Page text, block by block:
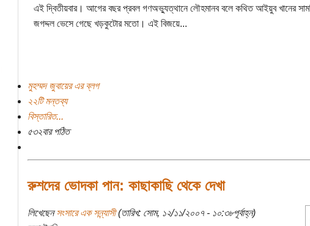
এই দ্বিতীয়বার। আগের বছর প্রবল গণঅভ্যুত্থানে লৌহমানব বলে কথিত আইয়ুব খানের
জগদ্দল ভেসে গেছে খড়কুটোর মতো। এই বিজয়ে...
মুহম্মদ জুবায়ের এর ব্লগ
২২টি মন্তব্য
বিস্তারিত...
৫৩২বার পঠিত
রুশদের ভোদকা পান: কাছাকাছি থেকে দেখা
লিখেছেনসংসারে এক সন্ন্যাসী(তারিখ: সোম, ১২/১১/২০০৭ - ১০:৩৮পূর্বাহ্ন)